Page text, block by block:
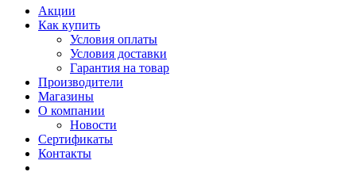
Акции
Как купить
Условия оплаты
Условия доставки
Гарантия на товар
Производители
Магазины
О компании
Новости
Сертификаты
Контакты